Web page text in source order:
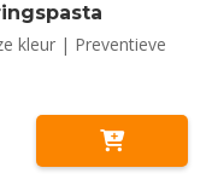
kleur | Preventieve